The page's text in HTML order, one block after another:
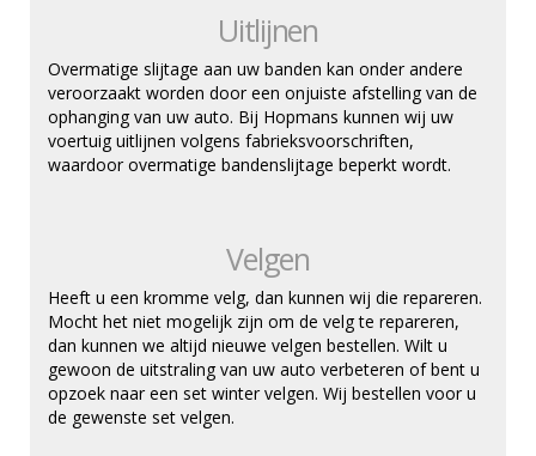
Uitlijnen
Overmatige slijtage aan uw banden kan onder andere
veroorzaakt worden door een onjuiste afstelling van de
ophanging van uw auto. Bij Hopmans kunnen wij uw
voertuig uitlijnen volgens fabrieksvoorschriften,
waardoor overmatige bandenslijtage beperkt wordt.
Velgen
Heeft u een kromme velg, dan kunnen wij die repareren.
Mocht het niet mogelijk zijn om de velg te repareren,
dan kunnen we altijd nieuwe velgen bestellen. Wilt u
gewoon de uitstraling van uw auto verbeteren of bent u
opzoek naar een set winter velgen. Wij bestellen voor u
de gewenste set velgen.